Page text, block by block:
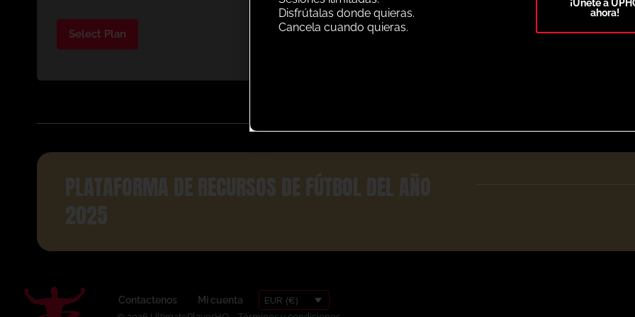
Select Plan
PLATAFORMA DE RECURSOS DE FÚTBOL DEL AÑO
2025
Contactenos Mi cuenta EUR (€)
Disfrútalas donde quieras.
Cancela cuando quieras.
¡Únete a
ahora!